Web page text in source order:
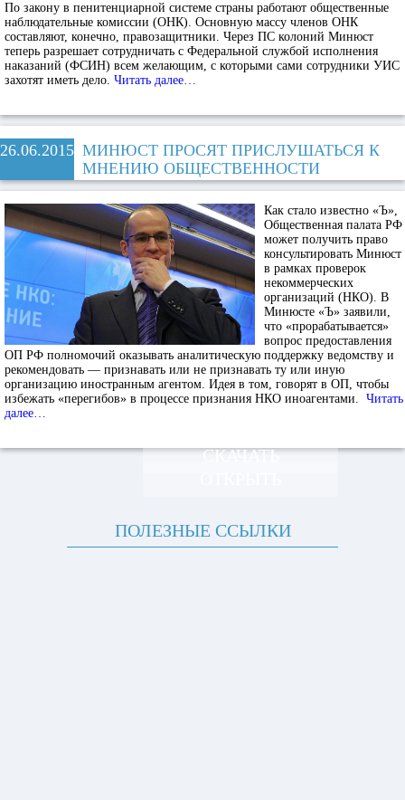
По закону в пенитенциарной системе страны работают общественные
наблюдательные комиссии (ОНК). Основную массу членов ОНК
составляют, конечно, правозащитники. Через ПС колоний Минюст
теперь разрешает сотрудничать с Федеральной службой исполнения
наказаний (ФСИН) всем желающим, с которыми сами сотрудники УИС
захотят иметь дело. Читать далее…
26.06.2015 МИНЮСТ ПРОСЯТ ПРИСЛУШАТЬСЯ К
МНЕНИЮ ОБЩЕСТВЕННОСТИ
Как стало известно «Ъ»,
Общественная палата РФ
может получить право
консультировать Минюст
в рамках проверок
некоммерческих
организаций (НКО). В
Минюсте «Ъ» заявили,
что «прорабатывается»
вопрос предоставления
ОП РФ полномочий оказывать аналитическую поддержку ведомству и
рекомендовать — признавать или не признавать ту или иную
организацию иностранным агентом. Идея в том, говорят в ОП, чтобы
избежать «перегибов» в процессе признания НКО иноагентами. Читать
далее…
СКАЧАТЬ
ПОЛЕЗНЫЕ ССЫЛКИ